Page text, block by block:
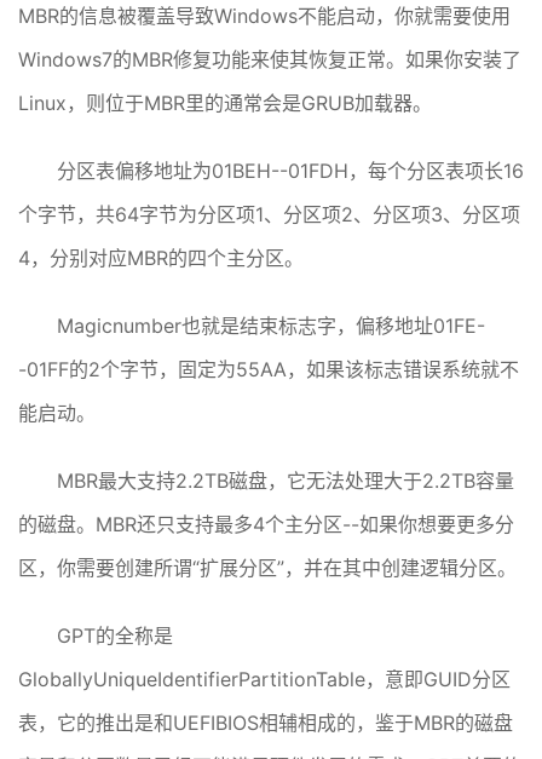
MBR的信息被覆盖导致Windows不能启动，你就需要使用
Windows7的MBR修复功能来使其恢复正常。如果你安装了
Linux，则位于MBR里的通常会是GRUB加载器。
分区表偏移地址为01BEH--01FDH，每个分区表项长16
个字节，共64字节为分区项1、分区项2、分区项3、分区项
4，分别对应MBR的四个主分区。
Magicnumber也就是结束标志字，偏移地址01FE-
-01FF的2个字节，固定为55AA，如果该标志错误系统就不
能启动。
MBR最大支持2.2TB磁盘，它无法处理大于2.2TB容量
的磁盘。MBR还只支持最多4个主分区--如果你想要更多分
区，你需要创建所谓“扩展分区”，并在其中创建逻辑分区。
GPT的全称是
GloballyUniqueIdentifierPartitionTable，意即GUID分区
表，它的推出是和UEFIBIOS相辅相成的，鉴于MBR的磁盘